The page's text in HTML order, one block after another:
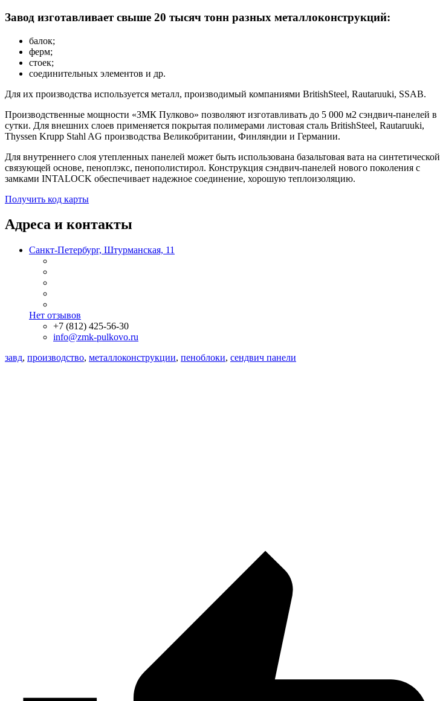
Завод изготавливает свыше 20 тысяч тонн разных металлоконструкций:
балок;
ферм;
стоек;
соединительных элементов и др.
Для их производства используется металл, производимый компаниями BritishSteel, Rautaruuki, SSAB.
Производственные мощности «ЗМК Пулково» позволяют изготавливать до 5 000 м2 сэндвич-панелей в
сутки. Для внешних слоев применяется покрытая полимерами листовая сталь BritishSteel, Rautaruuki,
Thyssen Krupp Stahl AG производства Великобритании, Финляндии и Германии.
Для внутреннего слоя утепленных панелей может быть использована базальтовая вата на синтетической
связующей основе, пеноплэкс, пенополистирол. Конструкция сэндвич-панелей нового поколения с
замками INTALOCK обеспечивает надежное соединение, хорошую теплоизоляцию.
Получить код карты
Адреса и контакты
Санкт-Петербург, Штурманская, 11
Нет отзывов
+7 (812) 425-56-30
info@zmk-pulkovo.ru
завд, производство, металлоконструкции, пеноблоки, сендвич панели